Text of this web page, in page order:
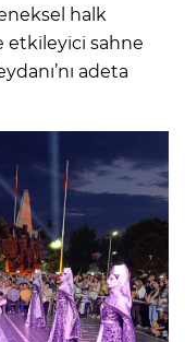
halk
etkileyici sahne
adeta